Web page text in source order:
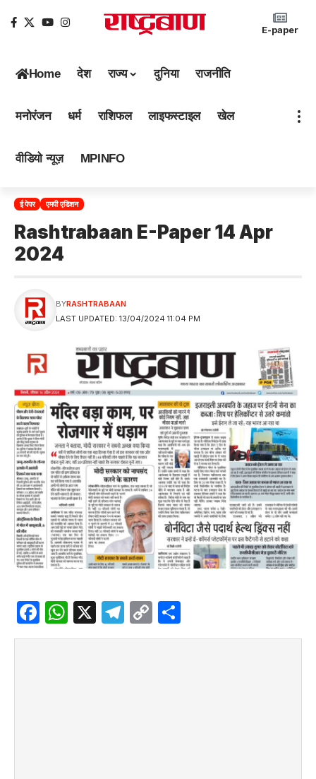
E-paper
Home देश राज्य दुनिया राजनीति
मनोरंजन धर्म राशिफल लाइफस्टाइल खेल
वीडियो न्यूज़ MPINFO
ई पेपर एमपी एडिशन
Rashtrabaan E-Paper 14 Apr
2024
LAST UPDATED: 13/04/2024 11:04 PM
BYRASHTRABAAN
Facebook
WhatsApp
X Telegram
Copy
Link